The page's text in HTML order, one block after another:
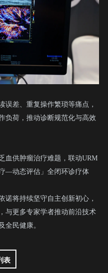
误差、重复操作繁琐等痛点，
负荷，推动诊断规范化与高效
血供肿瘤治疗难题，联动URM
—动态评估」全闭环诊疗体
诺将持续坚守自主创新初心，
与更多专家学者推动前沿技术
全民健康。
表